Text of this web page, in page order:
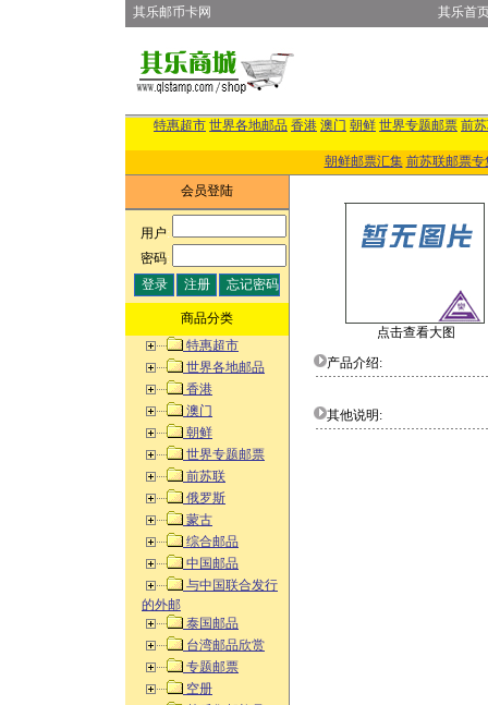
其乐邮币卡网 其乐首
特惠超市 世界各地邮品 香港 澳门 朝鲜 世界专题邮票 前
朝鲜邮票汇集 前苏联邮票专
会员登陆
用户:
密码:
商品分类
特惠超市
世界各地邮品
香港
澳门
朝鲜
世界专题邮票
前苏联
俄罗斯
蒙古
综合邮品
中国邮品
与中国联合发行
的外邮
泰国邮品
台湾邮品欣赏
专题邮票
空册
点击查看大图
产品介绍:
其他说明: